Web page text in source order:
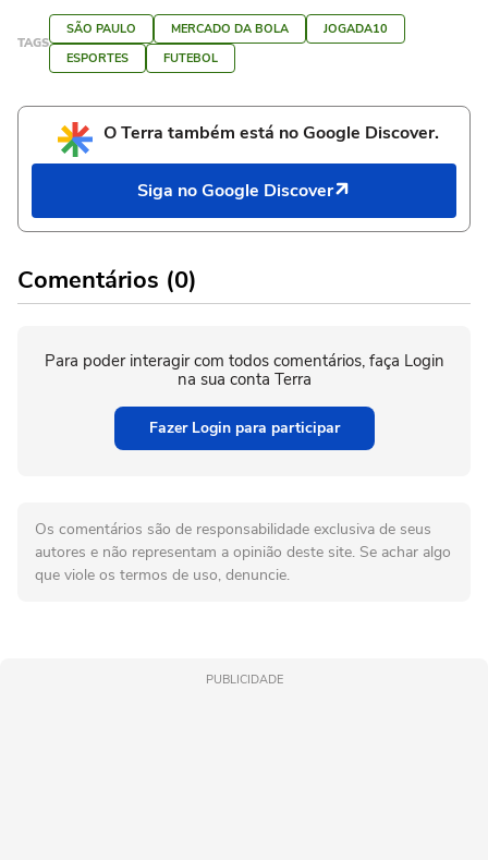
TAGS
SÃO PAULO MERCADO DA BOLA
JOGADA10
ESPORTES
FUTEBOL
O Terra também está no Google Discover.
Siga no Google Discover
Comentários (0)
Para poder interagir com todos comentários, faça Login
na sua conta Terra
Fazer Login para participar
Os comentários são de responsabilidade exclusiva de seus
autores e não representam a opinião deste site. Se achar algo
que viole os termos de uso, denuncie.
PUBLICIDADE